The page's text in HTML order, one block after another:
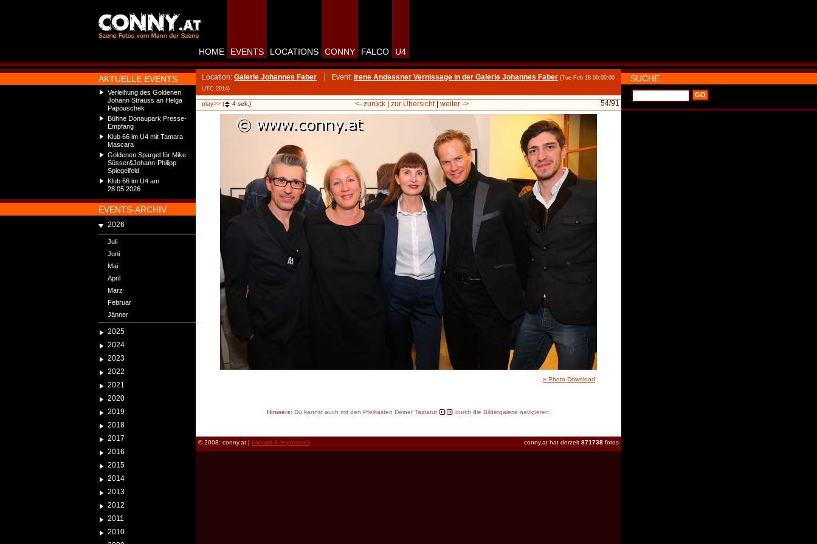
AKTUELLE EVENTS
Verleihung des Goldenen
Johann Strauss an Helga
Papouschek
Bühne Donaupark Presse-
Empfang
Klub 66 im U4 mit Tamara
Mascara
Goldenen Spargel für Mike
Süsser&Johann-Philipp
Spiegelfeld
Klub 66 im U4 am
28.05.2026
EVENTS-ARCHIV
2026
Juli
Juni
Mai
April
März
Februar
Jänner
2025
2024
2023
2022
2021
2020
2019
2018
2017
2016
2015
2014
2013
2012
2011
2010
HOME EVENTS LOCATIONS CONNY FALCO U4
Location: Galerie Johannes Faber Event: Irene Andessner Vernissage in der Galerie Johannes Faber (Tue Feb 18 00:00:00
UTC 2014)
play>> ( 4 sek.) 54/91
<- zurück| zur Übersicht| weiter ->
» Photo Download
Hinweis:Du kannst auch mit den Pfeiltasten Deiner Tastatur durch die Bildergalerie navigieren.
conny.at hat derzeit 871738 fotos
© 2008: conny.at | kontakt & impressum
SUCHE